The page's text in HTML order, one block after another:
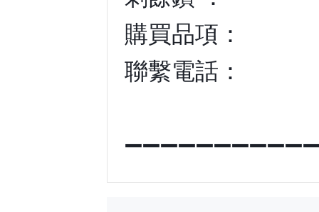
購買品項：
聯繫電話：